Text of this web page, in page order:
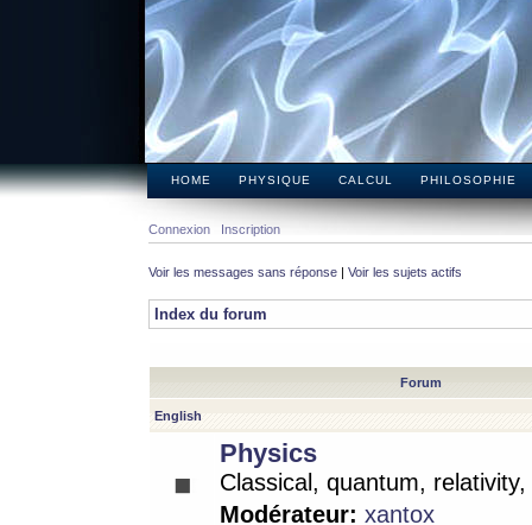
HOME PHYSIQUE CALCUL PHILOSOPHIE
Connexion Inscription
Voir les messages sans réponse | Voir les sujets actifs
Index du forum
Forum
English
Physics
Classical, quantum,
Modérateur: xantox